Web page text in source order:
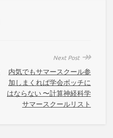
Next Post ↠
内気でもサマースクール参
加しまくれば学会ボッチに
はならない 〜計算神経科学
サマースクールリスト